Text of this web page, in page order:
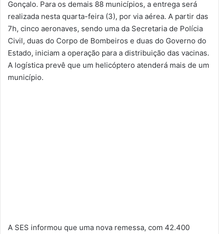
Gonçalo. Para os demais 88 municípios, a entrega será
realizada nesta quarta-feira (3), por via aérea. A partir das
7h, cinco aeronaves, sendo uma da Secretaria de Polícia
Civil, duas do Corpo de Bombeiros e duas do Governo do
Estado, iniciam a operação para a distribuição das vacinas.
A logística prevê que um helicóptero atenderá mais de um
município.
A SES informou que uma nova remessa, com 42.400